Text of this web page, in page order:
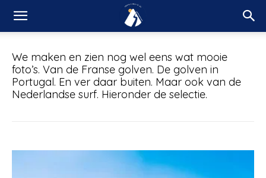
We maken en zien nog wel eens wat mooie
foto’s. Van de Franse golven. De golven in
Portugal. En ver daar buiten. Maar ook van de
Nederlandse surf. Hieronder de selectie.